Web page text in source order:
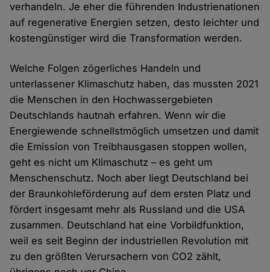
verhandeln. Je eher die führenden Industrienationen
auf regenerative Energien setzen, desto leichter und
kostengünstiger wird die Transformation werden.
Welche Folgen zögerliches Handeln und
unterlassener Klimaschutz haben, das mussten 2021
die Menschen in den Hochwassergebieten
Deutschlands hautnah erfahren. Wenn wir die
Energiewende schnellstmöglich umsetzen und damit
die Emission von Treibhausgasen stoppen wollen,
geht es nicht um Klimaschutz – es geht um
Menschenschutz. Noch aber liegt Deutschland bei
der Braunkohleförderung auf dem ersten Platz und
fördert insgesamt mehr als Russland und die USA
zusammen. Deutschland hat eine Vorbildfunktion,
weil es seit Beginn der industriellen Revolution mit
zu den größten Verursachern von CO2 zählt,